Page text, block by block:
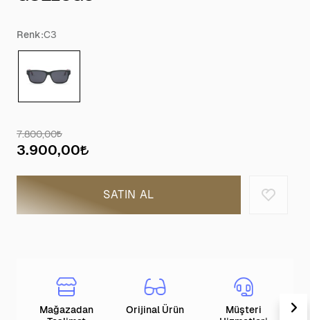
Renk:C3
7.800,00
3.900,00
SATIN AL
Mağazadan
Orijinal Ürün
Müşteri